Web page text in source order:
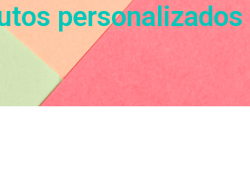
personalizados